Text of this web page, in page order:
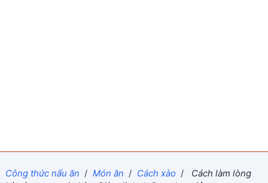
Công thức nấu ăn / Món ăn / Cách xào /
Cách làm lòng